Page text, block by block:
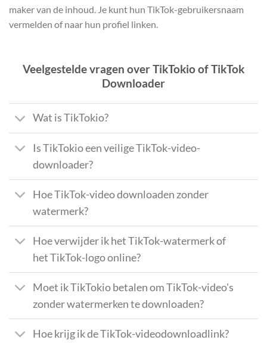
maker van de inhoud. Je kunt hun TikTok-gebruikersnaam
vermelden of naar hun profiel linken.
Veelgestelde vragen over TikTokio of TikTok
Downloader
Wat is TikTokio?
Is TikTokio een veilige TikTok-video-
downloader?
Hoe TikTok-video downloaden zonder
watermerk?
Hoe verwijder ik het TikTok-watermerk of
het TikTok-logo online?
Moet ik TikTokio betalen om TikTok-video's
zonder watermerken te downloaden?
Hoe krijg ik de TikTok-videodownloadlink?